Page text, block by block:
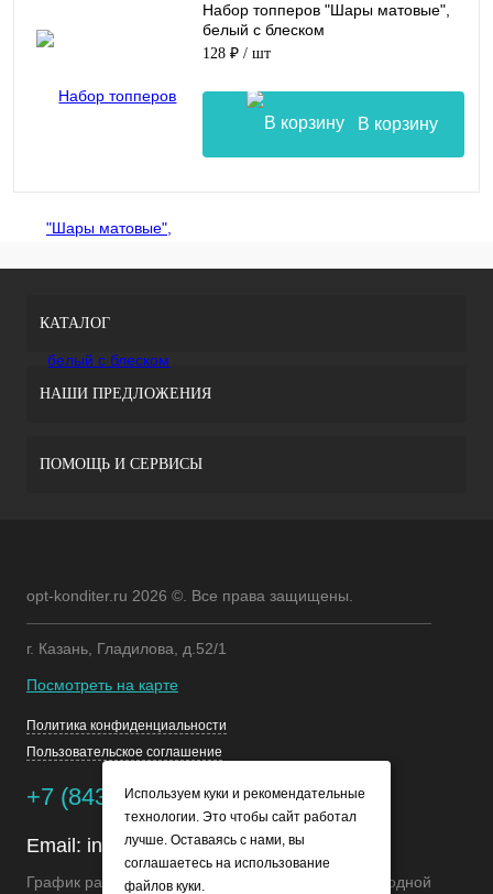
Набор топперов "Шары матовые",
белый с блеском
128 ₽ / шт
В корзину
КАТАЛОГ
НАШИ ПРЕДЛОЖЕНИЯ
ПОМОЩЬ И СЕРВИСЫ
opt-konditer.ru 2026 ©. Все права защищены.
г. Казань, Гладилова, д.52/1
Посмотреть на карте
Политика конфиденциальности
Пользовательское соглашение
+7 (843) 245-68-85
Email: info@opt-konditer.ru
График работы Пн-Пт: с 8:00 до 17:00 Сб-Вс: Выходной
Используем куки и рекомендательные
технологии. Это чтобы сайт работал
лучше. Оставаясь с нами, вы
соглашаетесь на использование
файлов куки.